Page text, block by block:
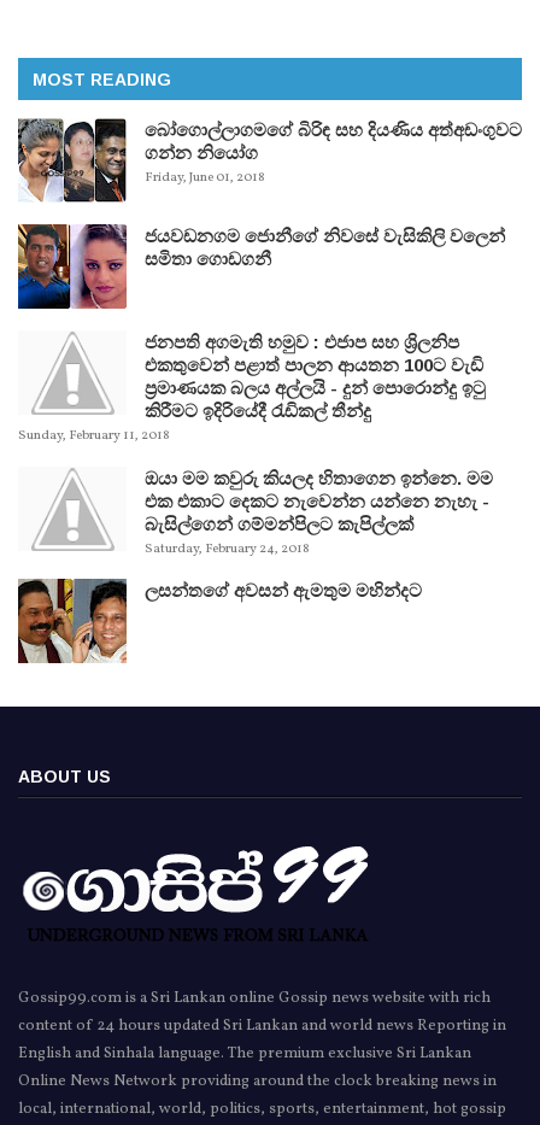
MOST READING
බෝගොල්ලාගමගේ බිරිඳ සහ දියණිය අත්අඩංගුවට
ගන්න නියෝග
Friday, June 01, 2018
ජයවඩනගම ජොනීගේ නිවසේ වැසිකිලි වලෙන්
සමිතා ගොඩගනී
ජනපති අගමැති හමුව : එජාප සහ ශ්‍රිලනිප
එකතුවෙන් පළාත් පාලන ආයතන 100ට වැඩි
ප්‍රමාණයක බලය අල්ලයි - දුන් පොරොන්දු ඉටු
කිරීමට ඉදිරියේදී රැඩිකල් තීන්දු
Sunday, February 11, 2018
ඔයා මම කවුරු කියලද හිතාගෙන ඉන්නෙ. මම
එක එකාට දෙකට නැවෙන්න යන්නෙ නැහැ -
බැසිල්ගෙන් ගම්මන්පිලට කැපිල්ලක්
Saturday, February 24, 2018
ලසන්තගේ අවසන් ඇමතුම මහින්දට
ABOUT US
Gossip99.com is a Sri Lankan online Gossip news website with rich
content of 24 hours updated Sri Lankan and world news Reporting in
English and Sinhala language. The premium exclusive Sri Lankan
Online News Network providing around the clock breaking news in
local, international, world, politics, sports, entertainment, hot gossip